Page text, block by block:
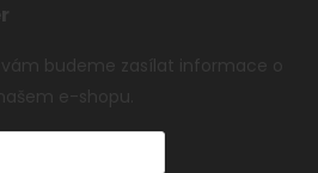
budeme zasílat informace o
e-shopu.